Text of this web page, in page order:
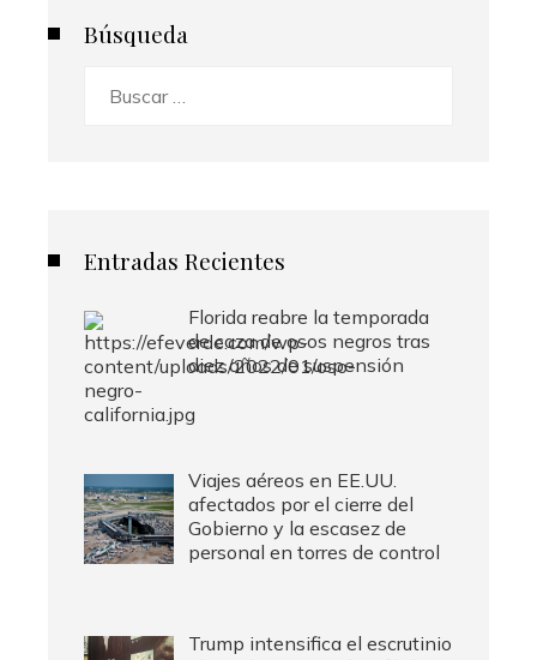
Búsqueda
Entradas Recientes
Florida reabre la temporada
de caza de osos negros tras
diez años de suspensión
Viajes aéreos en EE.UU.
afectados por el cierre del
Gobierno y la escasez de
personal en torres de control
Trump intensifica el escrutinio